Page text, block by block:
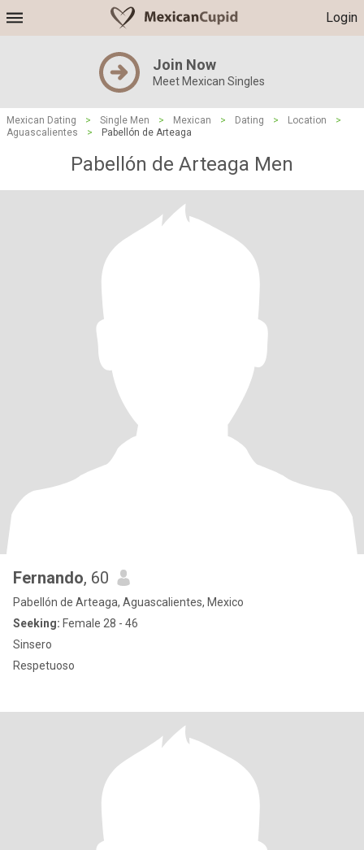
Login
Join Now
Meet Mexican Singles
Mexican Dating > Single Men > Mexican > Dating > Location
>
Aguascalientes
> Pabellón de Arteaga
Pabellón de Arteaga Men
Fernando, 60
Pabellón de Arteaga, Aguascalientes, Mexico
Seeking: Female 28 - 46
Sinsero
Respetuoso